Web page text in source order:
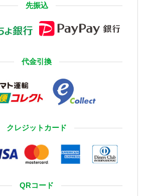
先振込
代金引換
クレジットカード
QRコード